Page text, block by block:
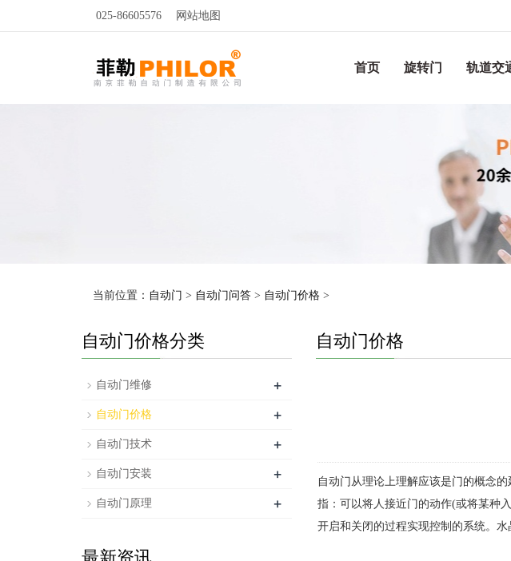
025-86605576 网站地图
首页 旋转门 轨道交
当前位置： 自动门 > 自动门问答 > 自动门价格 >
自动门价格
自动门从理论上理解应该是门的概念
指：可以将人接近门的动作(或将某种
开启和关闭的过程实现控制的系统。水
自动门价格分类
自动门维修 +
自动门价格 +
自动门技术 +
自动门安装 +
自动门原理 +